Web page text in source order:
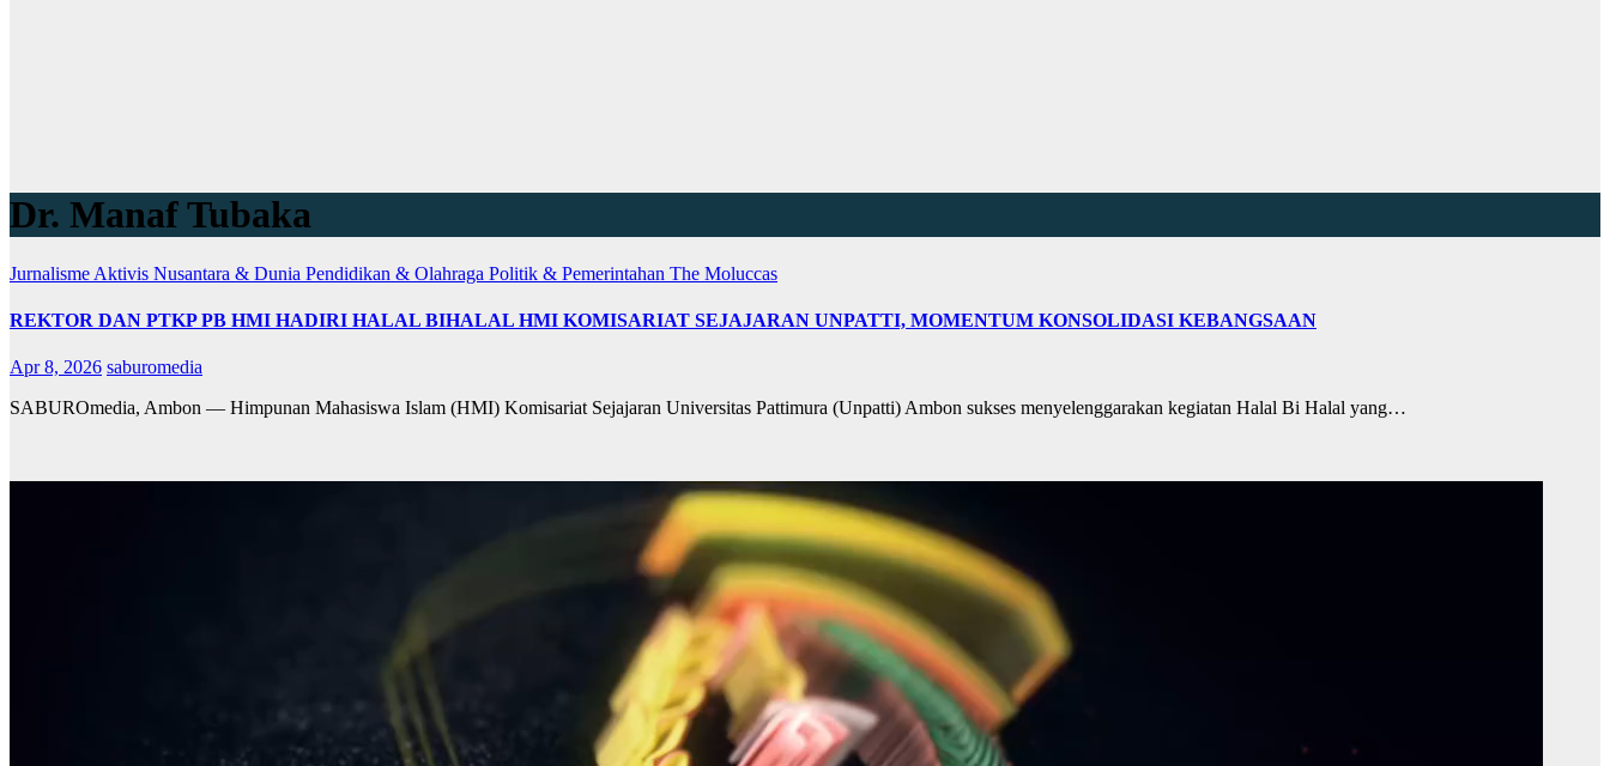
Dr. Manaf Tubaka
Jurnalisme Aktivis Nusantara & Dunia Pendidikan & Olahraga Politik & Pemerintahan The Moluccas
REKTOR DAN PTKP PB HMI HADIRI HALAL BIHALAL HMI KOMISARIAT SEJAJARAN UNPATTI, MOMENTUM KONSOLIDASI KEBANGSAAN
Apr 8, 2026 saburomedia
SABUROmedia, Ambon — Himpunan Mahasiswa Islam (HMI) Komisariat Sejajaran Universitas Pattimura (Unpatti) Ambon sukses menyelenggarakan kegiatan Halal Bi Halal yang…